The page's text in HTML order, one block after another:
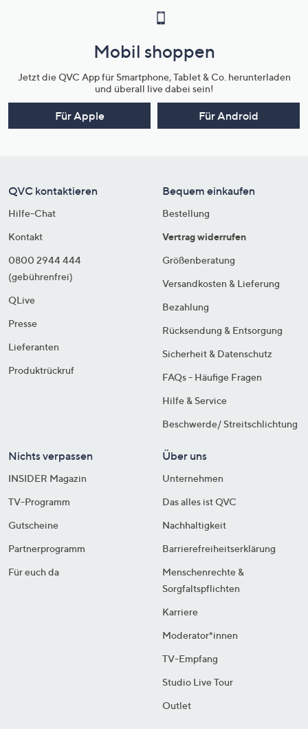
Mobil shoppen
Jetzt die QVC App für Smartphone, Tablet & Co. herunterladen
und überall live dabei sein!
Für Apple Für Android
QVC kontaktieren
Hilfe-Chat
Kontakt
0800 2944 444
(gebührenfrei)
QLive
Presse
Lieferanten
Produktrückruf
Bequem einkaufen
Bestellung
Vertrag widerrufen
Größenberatung
Versandkosten & Lieferung
Bezahlung
Rücksendung & Entsorgung
Sicherheit & Datenschutz
FAQs - Häufige Fragen
Hilfe & Service
Beschwerde/ Streitschlichtung
Nichts verpassen
INSIDER Magazin
TV-Programm
Gutscheine
Partnerprogramm
Für euch da
Über uns
Unternehmen
Das alles ist QVC
Nachhaltigkeit
Barrierefreiheitserklärung
Menschenrechte &
Sorgfaltspflichten
Karriere
Moderator*innen
TV-Empfang
Studio Live Tour
Outlet